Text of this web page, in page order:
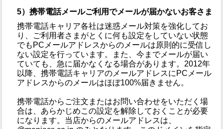
5）携帯電話メールご利用でメールが届かないお客さま
携帯電話キャリア各社は迷惑メール対策を強化してお
り、ご利用者さまがとくに何も設定をしていない状態
でもPCメールアドレスからのメールは原則的に受信し
ない設定を行っています。また、今までメールが届い
ていても、急に届かなくなる場合があります。2012年
以降、携帯電話キャリアのメールアドレスにPCメール
アドレスからのメールはほぼ100%届きません。
携帯電話からご注文またはお問い合わせをいただく場
合は、あらかじめこの設定を解除しておくことが必要
になります。当店からのメールアドレスは、